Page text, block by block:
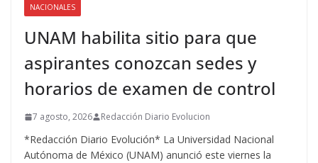
NACIONALES
UNAM habilita sitio para que
aspirantes conozcan sedes y
horarios de examen de control
7 agosto, 2026 Redacción Diario Evolucion
*Redacción Diario Evolución* La Universidad Nacional
Autónoma de México (UNAM) anunció este viernes la